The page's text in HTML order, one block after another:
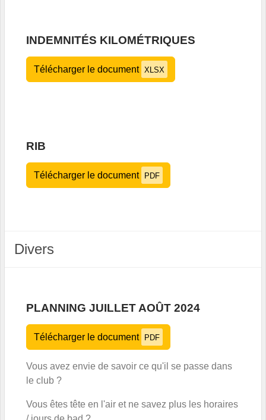
INDEMNITÉS KILOMÉTRIQUES
Télécharger le document XLSX
RIB
Télécharger le document PDF
Divers
PLANNING JUILLET AOÛT 2024
Télécharger le document PDF
Vous avez envie de savoir ce qu'il se passe dans
le club ?
Vous êtes tête en l'air et ne savez plus les horaires